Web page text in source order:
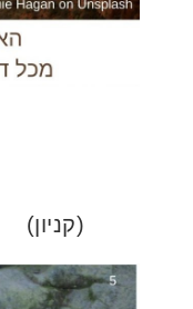
(קניון)